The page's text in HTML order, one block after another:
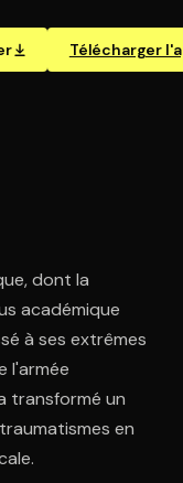
Télécharger
dont la
académique
à ses extrêmes
l'armée
transformé un
en